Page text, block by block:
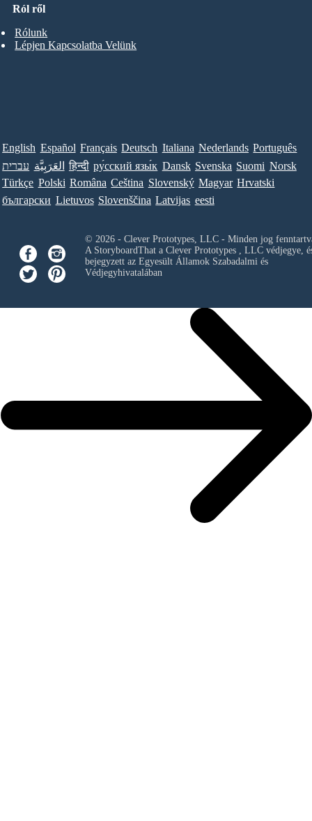
Ról ről
Rólunk
Lépjen Kapcsolatba Velünk
English Español Français Deutsch Italiana Nederlands Português
עברית العَرَبِيَّة हिन्दी ру́сский язы́к Dansk Svenska Suomi Norsk
Türkçe Polski Româna Ceština Slovenský Magyar Hrvatski
български Lietuvos Slovenščina Latvijas eesti
© 2026 - Clever Prototypes, LLC - Minden jog
A StoryboardThat a Clever Prototypes , LLCvédjegye,
bejegyzett az Egyesült Államok Szabadalmi és
Védjegyhivatalában